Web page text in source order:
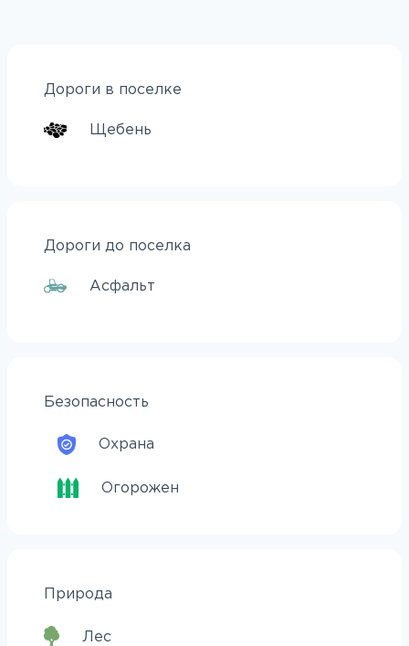
Дороги в поселке
Щебень
Дороги до поселка
Асфальт
Безопасность
Охрана
Огорожен
Природа
Лес